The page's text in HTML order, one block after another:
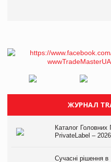
ЖУРНАЛ
Каталог Головних
PrivateLabel – 2026
Сучасні рішення в